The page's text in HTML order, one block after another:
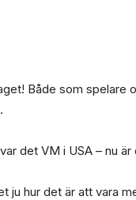
Både som
det VM i USA – nu
ju hur det är att vara